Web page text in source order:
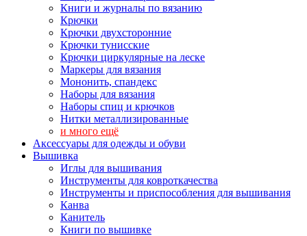
Книги и журналы по вязанию
Крючки
Крючки двухсторонние
Крючки тунисские
Крючки циркулярные на леске
Маркеры для вязания
Мононить, спандекс
Наборы для вязания
Наборы спиц и крючков
Нитки металлизированные
и много ещё
Аксессуары для одежды и обуви
Вышивка
Иглы для вышивания
Инструменты для ковроткачества
Инструменты и приспособления для вышивания
Канва
Канитель
Книги по вышивке